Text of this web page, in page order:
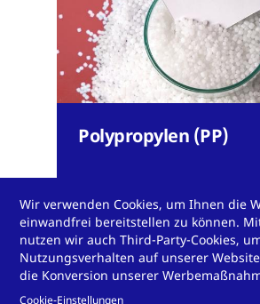
Polypropylen (PP)
Wir verwenden Cookies, um Ihnen die
einwandfrei bereitstellen zu können.
nutzen wir auch Third-Party-Cookies,
Nutzungsverhalten auf unserer
die Konversion unserer
Cookie-Einstellungen